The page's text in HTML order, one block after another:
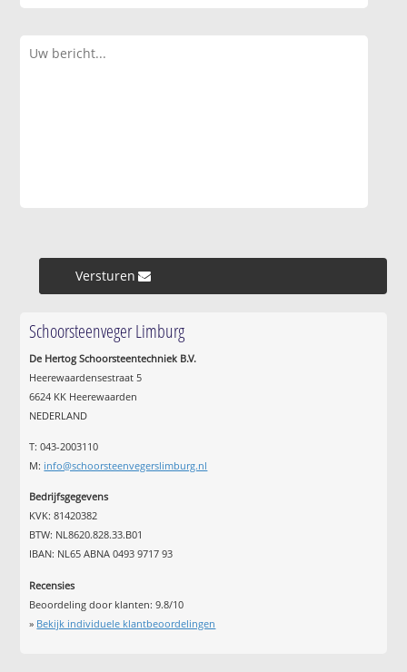
Versturen »
Schoorsteenveger Limburg
De Hertog Schoorsteentechniek B.V.
Heerewaardensestraat 5
6624 KK Heerewaarden
NEDERLAND
T: 043-2003110
M: info@schoorsteenvegerslimburg.nl
Bedrijfsgegevens
KVK: 81420382
BTW: NL8620.828.33.B01
IBAN: NL65 ABNA 0493 9717 93
Recensies
Beoordeling door klanten:9.8/10
» Bekijk individuele klantbeoordelingen